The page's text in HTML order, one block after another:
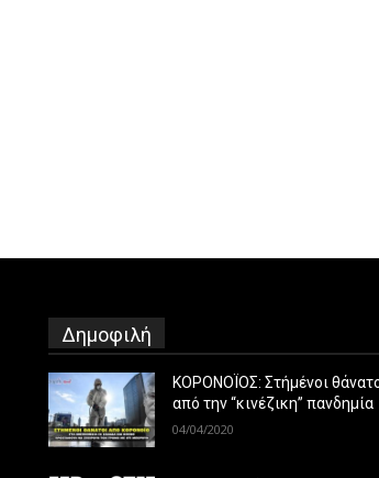
Δημοφιλή
ΚΟΡΟΝΟΪΟΣ: Στήμένοι
από την “κινέζικη” πανδημία
04/04/2020